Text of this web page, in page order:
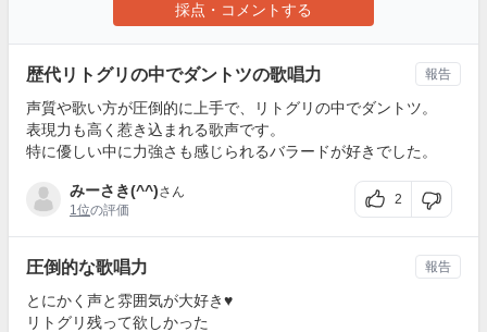
採点・コメントする
歴代リトグリの中でダントツの歌唱力
声質や歌い方が圧倒的に上手で、リトグリの中でダントツ。
表現力も高く惹き込まれる歌声です。
特に優しい中に力強さも感じられるバラードが好きでした。
みーさき(^^)さん
1位の評価
2
報告
圧倒的な歌唱力
とにかく声と雰囲気が大好き♥
リトグリ残って欲しかった
報告